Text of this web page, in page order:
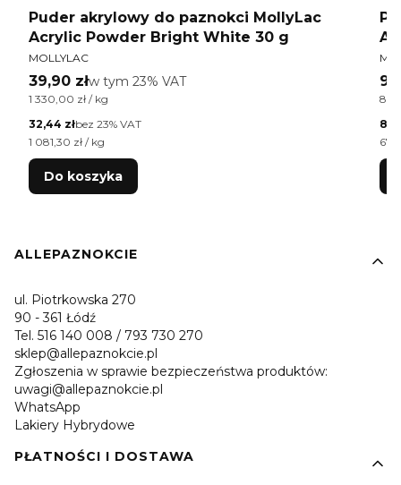
Puder akrylowy do paznokci MollyLac
Acrylic Powder Bright White 30 g
PRODUCENT
MOLLYLAC
Cena brutto
39,90 złw tym %s VAT
w tym 23% VAT
Cena jednostkowa brutto
1 330,00 zł / kg
Cena netto
32,44 złbez 23% VAT
Cena jednostkowa netto
1 081,30 zł / kg
Do koszyka
Linki w stopce
ALLEPAZNOKCIE
ul. Piotrkowska 270
90 - 361 Łódź
Tel. 516 140 008 / 793 730 270
sklep@allepaznokcie.pl
Zgłoszenia w sprawie bezpieczeństwa produktów:
uwagi@allepaznokcie.pl
WhatsApp
Lakiery Hybrydowe
PŁATNOŚCI I DOSTAWA